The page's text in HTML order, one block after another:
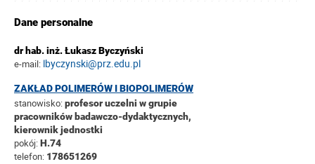
Dane personalne
dr hab. inż. Łukasz Byczyński
e-mail: lbyczynski@prz.edu.pl
ZAKŁAD POLIMERÓW I BIOPOLIMERÓW
stanowisko:profesor uczelni w grupie
pracowników badawczo-dydaktycznych,
kierownik jednostki
pokój:H.74
telefon: 178651269